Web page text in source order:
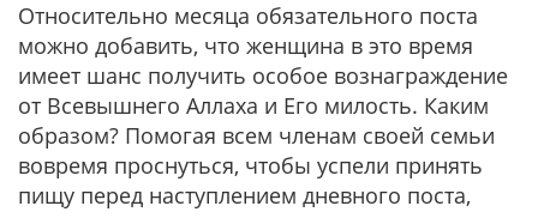
Относительно месяца обязательного поста
можно добавить, что женщина в это время
имеет шанс получить особое вознаграждение
от Всевышнего Аллаха и Его милость. Каким
образом? Помогая всем членам своей семьи
вовремя проснуться, чтобы успели принять
пищу перед наступлением дневного поста,